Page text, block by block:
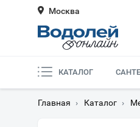
Москва
КАТАЛОГ
Главная › Каталог ›